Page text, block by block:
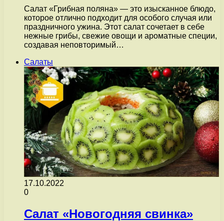
Салат «Грибная поляна» — это изысканное блюдо,
которое отлично подходит для особого случая или
праздничного ужина. Этот салат сочетает в себе
нежные грибы, свежие овощи и ароматные специи,
создавая неповторимый…
Салаты
17.10.2022
0
Салат «Новогодняя свинка»